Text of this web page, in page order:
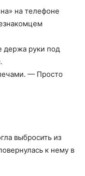
на телефоне
держа руки под
— Просто
выбросить из
к нему в